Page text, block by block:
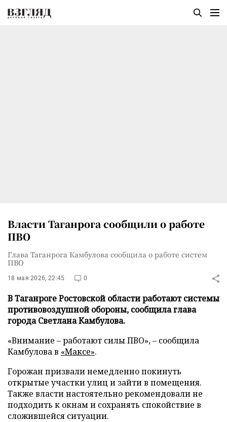
Власти Таганрога сообщили о работе
ПВО
Глава Таганрога Камбулова сообщила о работе систем
ПВО
18 мая 2026, 22:45 0
В Таганроге Ростовской области работают системы
противовоздушной обороны, сообщила глава
города Светлана Камбулова.
«Внимание – работают силы ПВО», – сообщила
Камбулова в «Максе».
Горожан призвали немедленно покинуть
открытые участки улиц и зайти в помещения.
Также власти настоятельно рекомендовали не
подходить к окнам и сохранять спокойствие в
сложившейся ситуации.